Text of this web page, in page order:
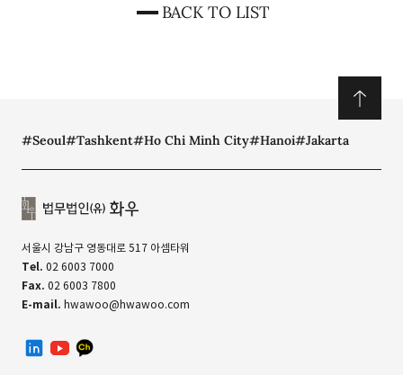
BACK TO LIST
#Seoul#Tashkent#Ho Chi Minh City#Hanoi#Jakarta
서울시 강남구 영동대로 517 아셈타워
Tel. 02 6003 7000
Fax. 02 6003 7800
E-mail. hwawoo@hwawoo.com